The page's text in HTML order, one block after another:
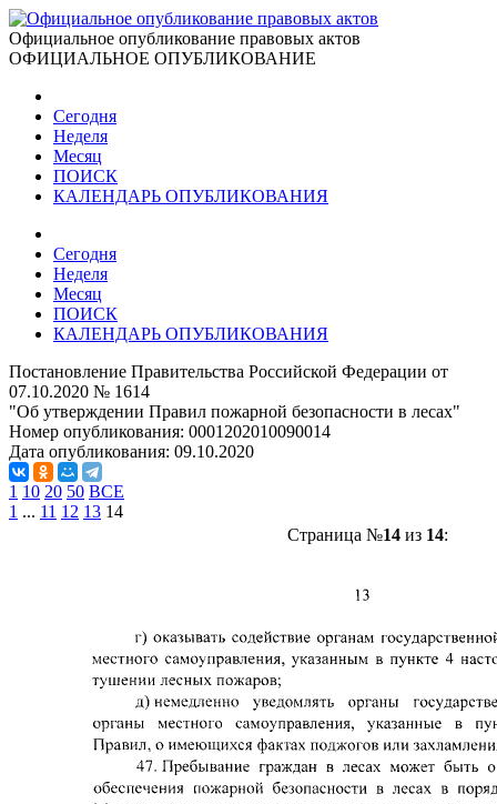
Официальное опубликование правовых актов
ОФИЦИАЛЬНОЕ ОПУБЛИКОВАНИЕ
Сегодня
Неделя
Месяц
ПОИСК
КАЛЕНДАРЬ ОПУБЛИКОВАНИЯ
Сегодня
Неделя
Месяц
ПОИСК
КАЛЕНДАРЬ ОПУБЛИКОВАНИЯ
Постановление Правительства Российской Федерации от
07.10.2020 № 1614
"Об утверждении Правил пожарной безопасности в лесах"
Номер опубликования: 0001202010090014
Дата опубликования: 09.10.2020
1 10 20 50 ВСЕ
1 ... 11 12 13 14
Страница №14из 14: